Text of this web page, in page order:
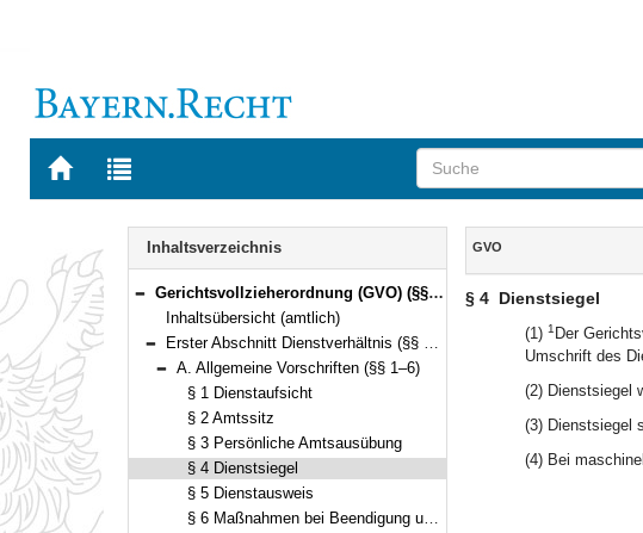
Zur
BAYERN.RECHT
Zur
letzten
Navigation
Inhaltsverzeichnis
Bereich reduzieren
Gerichtsvollzieherordnung (GVO) (§§ 1–83)
Inhaltsübersicht (amtlich)
Bereich reduzieren
Erster Abschnitt Dienstverhältnis (§§ 1–9)
Bereich reduzieren
A. Allgemeine Vorschriften (§§ 1–6)
§ 1 Dienstaufsicht
§ 2 Amtssitz
§ 3 Persönliche Amtsausübung
§ 4 Dienstsiegel
§ 5 Dienstausweis
§ 6 Maßnahmen bei Beendigung und Unterbrechung der Beschäftigung
Inhalt
GVO
§ 4 Dienstsiegel
(1) 1 Der
Umschrift des
(2) Dienstsiegel
(3) Dienstsiegel
(4) Bei